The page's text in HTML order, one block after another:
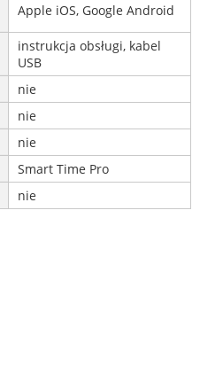
Apple iOS, Google Android
instrukcja obsługi, kabel
USB
nie
nie
nie
Smart Time Pro
nie